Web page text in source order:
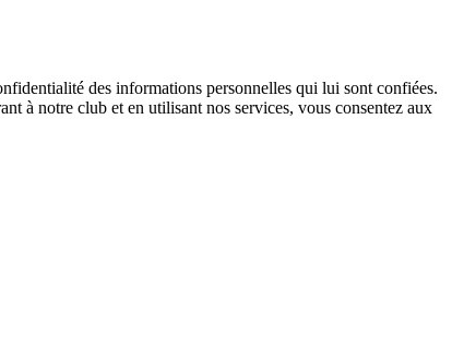
des informations personnelles qui lui sont confiées.
à notre club et en utilisant nos services, vous consentez aux